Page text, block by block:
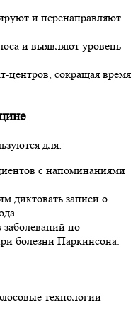
и перенаправляют
и выявляют уровень
центров, сокращая время
для:
с напоминаниями
диктовать записи о
по
болезни Паркинсона.
технологии